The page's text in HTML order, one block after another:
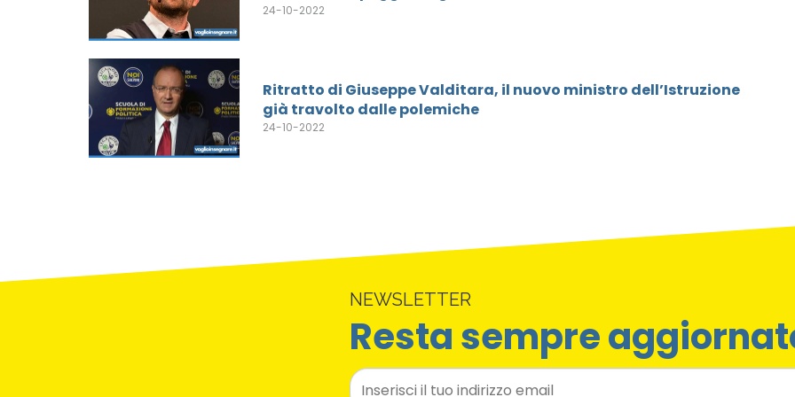
24-10-2022
Ritratto di Giuseppe Valditara, il nuovo ministro dell’Istruzione
già travolto dalle polemiche
24-10-2022
NEWSLETTER
Resta sempre